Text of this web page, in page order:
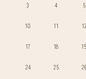
3 4 5
10 11 12
17 18 19
24 25